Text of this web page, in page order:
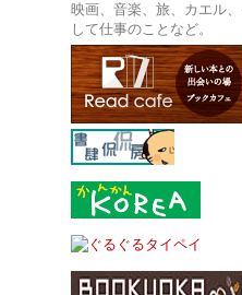
映画、音楽、旅、カエル
して仕事のことなど。